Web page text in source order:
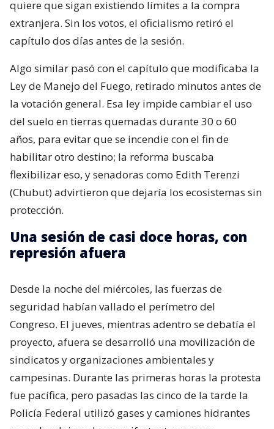
quiere que sigan existiendo límites a la compra
extranjera. Sin los votos, el oficialismo retiró el
capítulo dos días antes de la sesión.
Algo similar pasó con el capítulo que modificaba la
Ley de Manejo del Fuego, retirado minutos antes de
la votación general. Esa ley impide cambiar el uso
del suelo en tierras quemadas durante 30 o 60
años, para evitar que se incendie con el fin de
habilitar otro destino; la reforma buscaba
flexibilizar eso, y senadoras como Edith Terenzi
(Chubut) advirtieron que dejaría los ecosistemas sin
protección.
Una sesión de casi doce horas, con
represión afuera
Desde la noche del miércoles, las fuerzas de
seguridad habían vallado el perímetro del
Congreso. El jueves, mientras adentro se debatía el
proyecto, afuera se desarrolló una movilización de
sindicatos y organizaciones ambientales y
campesinas. Durante las primeras horas la protesta
fue pacífica, pero pasadas las cinco de la tarde la
Policía Federal utilizó gases y camiones hidrantes